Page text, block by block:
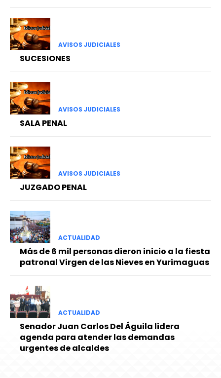
AVISOS JUDICIALES
SUCESIONES
AVISOS JUDICIALES
SALA PENAL
AVISOS JUDICIALES
JUZGADO PENAL
ACTUALIDAD
Más de 6 mil personas dieron inicio a la fiesta
patronal Virgen de las Nieves en Yurimaguas
ACTUALIDAD
Senador Juan Carlos Del Águila lidera
agenda para atender las demandas
urgentes de alcaldes